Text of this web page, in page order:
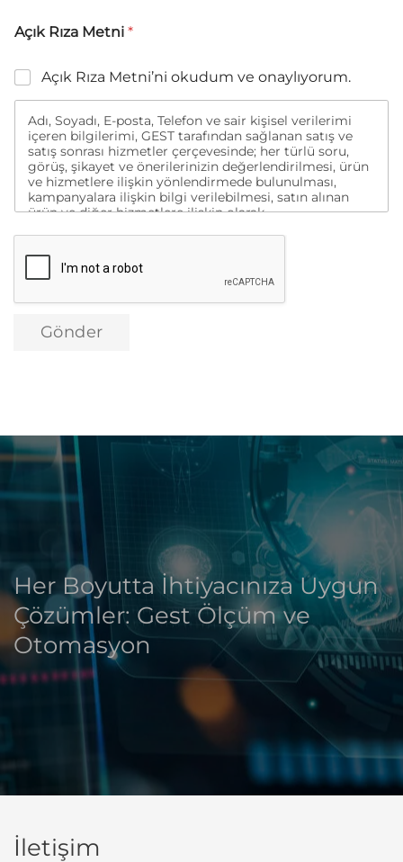
Açık Rıza Metni *
Açık Rıza Metni’ni okudum ve onaylıyorum.
Adı, Soyadı, E-posta, Telefon ve sair kişisel verilerimi
içeren bilgilerimi, GEST tarafından sağlanan satış ve
satış sonrası hizmetler çerçevesinde; her türlü soru,
görüş, şikayet ve önerilerinizin değerlendirilmesi, ürün
ve hizmetlere ilişkin yönlendirmede bulunulması,
kampanyalara ilişkin bilgi verilebilmesi, satın alınan
ürün ve diğer hizmetlere ilişkin olarak
geçilmesi, anılan hizmetlere ve ürünlere yönelik
tanıtım, pazarlama ve kampanya faaliyetlerinin sosyal
medya, arama motorları, e-mail, kısa mesaj vb.
kanallarla gerçekleştirilmesi amacıyla tarafımla
içi veya yurt dışı merkezli dijital pazarlama firmalarına
Gönder
Her Boyutta İhtiyacınıza Uygun
Çözümler: Gest Ölçüm ve
Otomasyon
İletişim